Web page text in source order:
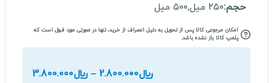
حجم:۲۵۰ میل,۵۰۰ میل
امکان مرجوعی کالا پس از تحویل به دلیل انصراف از خرید، تنها در صورتی مورد قبول است که
پلمپ کالا باز نشده باشد.
﷼2.800.000
– ﷼3.800.000محدوده